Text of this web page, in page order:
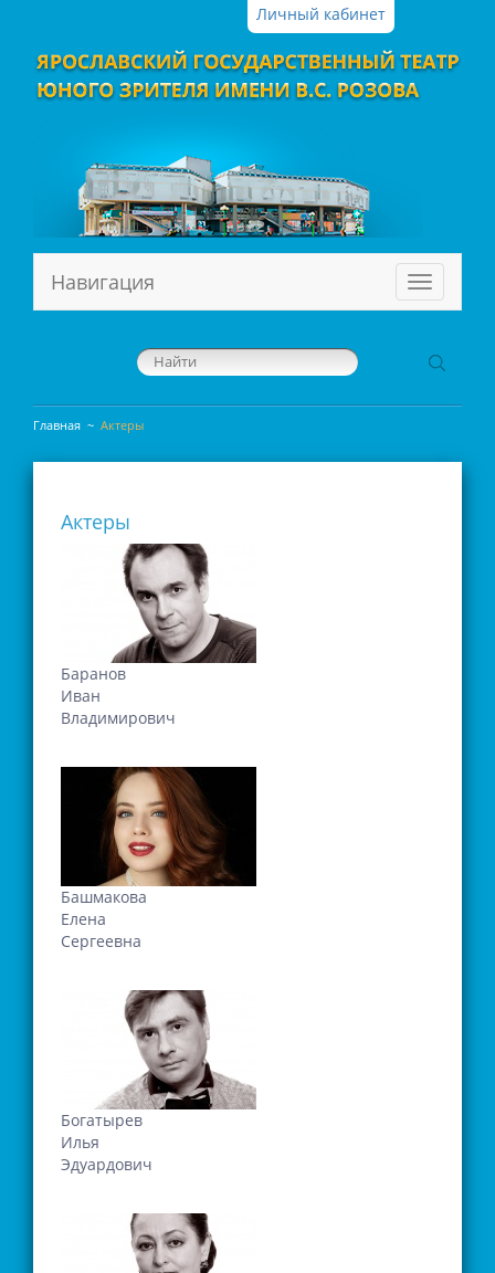
Личный кабинет
Меню
Навигация
Главная ~ Актеры
Актеры
Баранов
Иван
Владимирович
Башмакова
Елена
Сергеевна
Богатырев
Илья
Эдуардович